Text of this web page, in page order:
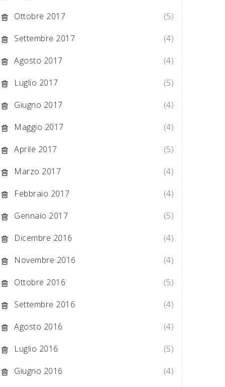
Ottobre 2017
(5)
Settembre 2017
(4)
Agosto 2017
(4)
Luglio 2017
(5)
Giugno 2017
(4)
Maggio 2017
(4)
Aprile 2017
(5)
Marzo 2017
(4)
Febbraio 2017
(4)
Gennaio 2017
(5)
Dicembre 2016
(4)
Novembre 2016
(4)
Ottobre 2016
(5)
Settembre 2016
(4)
Agosto 2016
(4)
Luglio 2016
(5)
Giugno 2016
(4)